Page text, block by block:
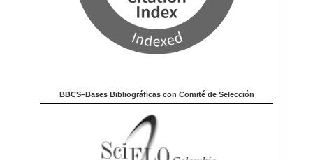
BBCS–Bases Bibliográficas con Comité de Selección